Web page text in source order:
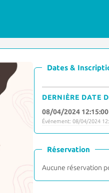
Dates &
DERNIÈRE DATE
08/04/2024 12:15:00
Événement: 08/04/2024
Réservation
Aucune réservation